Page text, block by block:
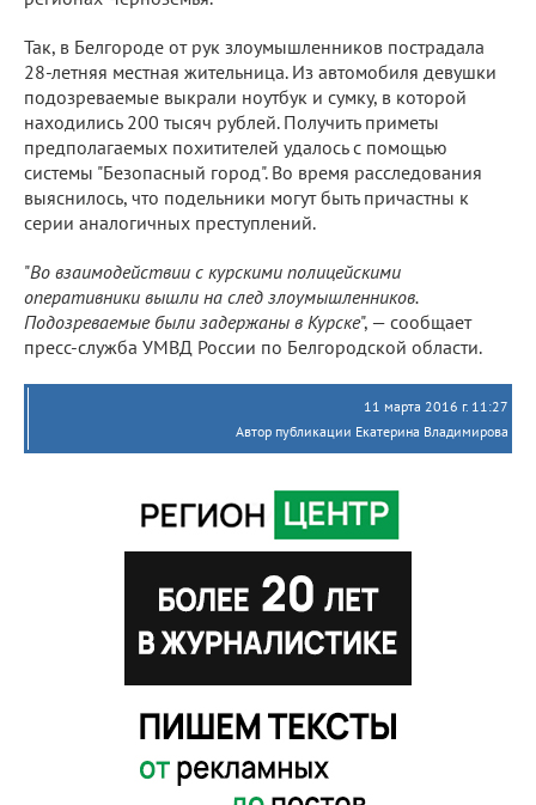
Так, в Белгороде от рук злоумышленников пострадала
28-летняя местная жительница. Из автомобиля девушки
подозреваемые выкрали ноутбук и сумку, в которой
находились 200 тысяч рублей. Получить приметы
предполагаемых похитителей удалось с помощью
системы "Безопасный город". Во время расследования
выяснилось, что подельники могут быть причастны к
серии аналогичных преступлений.
"Во взаимодействии с курскими полицейскими
оперативники вышли на след злоумышленников.
Подозреваемые были задержаны в Курске", — сообщает
пресс-служба УМВД России по Белгородской области.
11 марта 2016 г. 11:27
Автор публикации Екатерина Владимирова